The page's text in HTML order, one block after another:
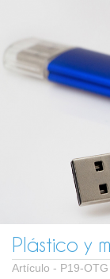
Plástico y
Artículo - P19-OTG